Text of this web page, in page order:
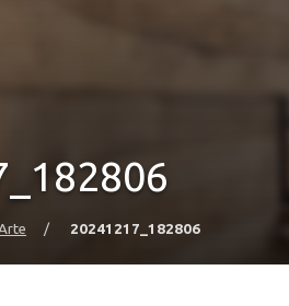
/ 20241217_182806